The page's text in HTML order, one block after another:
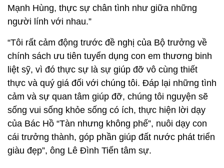
Mạnh Hùng, thực sự chân tình như giữa những
người lính với nhau.”
“Tôi rất cảm động trước đề nghị của Bộ trưởng về
chính sách ưu tiên tuyển dụng con em thương binh
liệt sỹ, vì đó thực sự là sự giúp đỡ vô cùng thiết
thực và quý giá đối với chúng tôi. Đáp lại những tình
cảm và sự quan tâm giúp đỡ, chúng tôi nguyện sẽ
sống vui sống khỏe sống có ích, thực hiện lời dạy
của Bác Hồ “Tàn nhưng không phế”, nuôi dạy con
cái trưởng thành, góp phần giúp đất nước phát triển
giàu đẹp”, ông Lê Đình Tiến tâm sự.